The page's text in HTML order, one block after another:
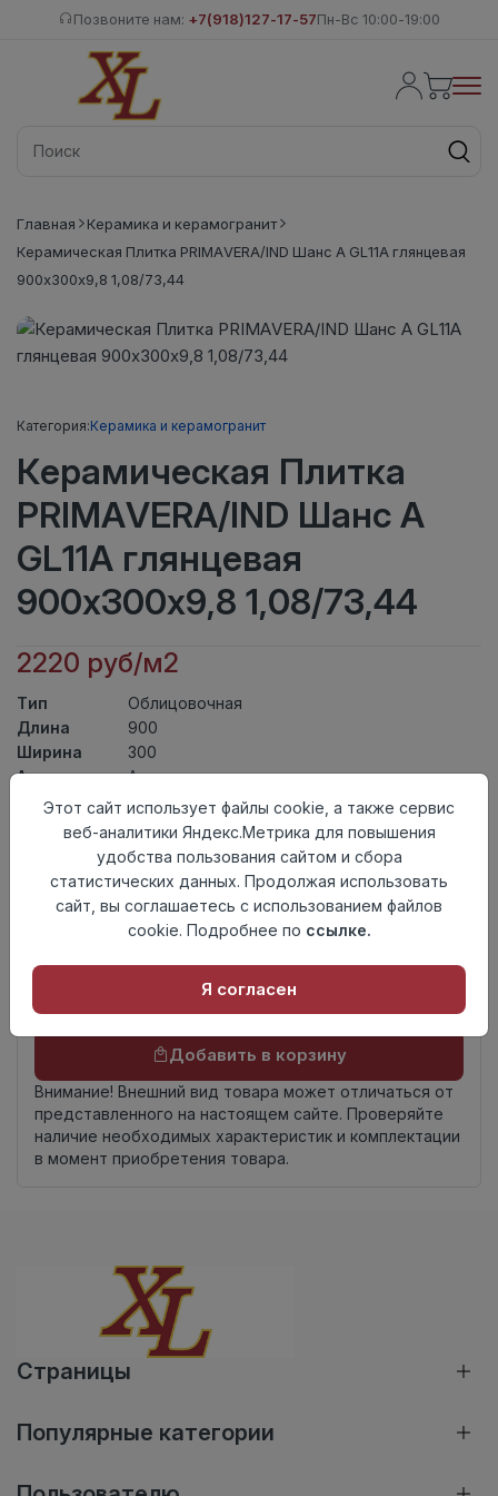
Позвоните нам: +7(918)127-17-57Пн-Вс 10:00-19:00
Главная
Керамика и керамогранит
Керамическая Плитка PRIMAVERA/IND Шанс А GL11A глянцевая
900х300х9,8 1,08/73,44
Категория:Керамика и керамогранит
Керамическая Плитка
PRIMAVERA/IND Шанс А
GL11A глянцевая
900х300х9,8 1,08/73,44
2220 руб/м2
Тип
Облицовочная
Длина
900
Ширина
300
АктуальностьАктуален
Товарная
группа
Керамическая Плитка
9,8
Поверхность глянцевая
Страна
происхождения
Индия
комплекта
Осталось41 упак
Добавить в корзину
Внимание! Внешний вид товара может отличаться от
представленного на настоящем сайте. Проверяйте
наличие необходимых характеристик и комплектации
в момент приобретения товара.
Страницы
Популярные категории
Этот сайт использует файлы cookie, а также сервис
веб-аналитики Яндекс.Метрика для повышения
удобства пользования сайтом и сбора
статистических данных. Продолжая использовать
сайт, вы соглашаетесь с использованием файлов
cookie. Подробнее по ссылке.
Я согласен